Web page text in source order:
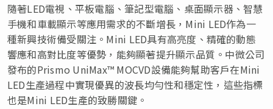
隨著LED電視、平板電腦、筆記型電腦、桌面顯示器、智慧
手機和車載顯示等應用需求的不斷增長，Mini LED作為一
種新興技術備受關注。Mini LED具有高亮度、精確的動態
響應和高對比度等優勢，能夠顯著提升顯示品質。中微公司
發布的Prismo UniMax™ MOCVD設備能夠幫助客戶在Mini
LED生產過程中實現優異的波長均勻性和穩定性，這些指標
也是Mini LED生產的致勝關鍵。